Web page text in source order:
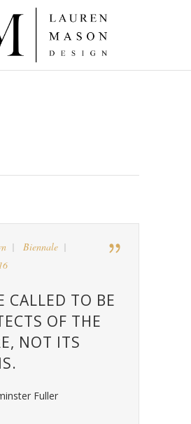
Biennale
CALLED TO BE
OF THE
NOT ITS
Fuller